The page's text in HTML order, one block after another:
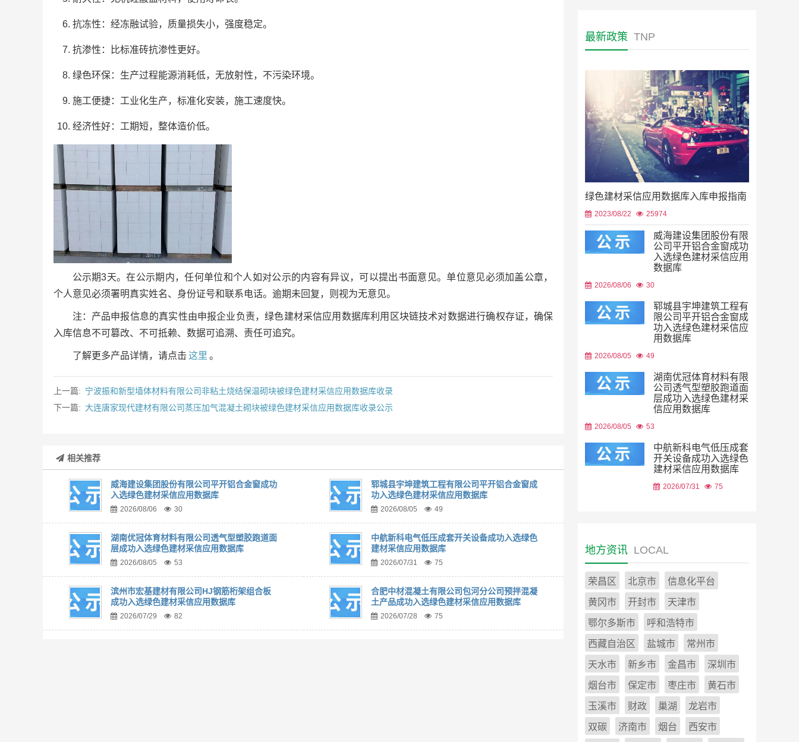
抗冻性：经冻融试验，质量损失小，强度稳定。
抗渗性：比标准砖抗渗性更好。
绿色环保：生产过程能源消耗低，无放射性，不污染环境。
施工便捷：工业化生产，标准化安装，施工速度快。
经济性好：工期短，整体造价低。
公示期3天。在公示期内，任何单位和个人如对公示的内容有异议，可以提出书面意见。单位意见必须加盖公章，
个人意见必须署明真实姓名、身份证号和联系电话。逾期未回复，则视为无意见。
注：产品申报信息的真实性由申报企业负责，绿色建材采信应用数据库利用区块链技术对数据进行确权存证，确保
入库信息不可篡改、不可抵赖、数据可追溯、责任可追究。
了解更多产品详情，请点击 这里 。
上一篇: 宁波振和新型墙体材料有限公司非粘土烧结保温砌块被绿色建材采信应用数据库收录
下一篇: 大连唐家现代建材有限公司蒸压加气混凝土砌块被绿色建材采信应用数据库收录公示
相关推荐
威海建设集团股份有限公司平开铝合金窗成功
入选绿色建材采信应用数据库
2026/08/06 30
郓城县宇坤建筑工程有限公司平开铝合金窗成
功入选绿色建材采信应用数据库
2026/08/05 49
湖南优冠体育材料有限公司透气型塑胶跑道面
层成功入选绿色建材采信应用数据库
2026/08/05 53
中航新科电气低压成套开关设备成功入选绿色
建材采信应用数据库
2026/07/31 75
滨州市宏基建材有限公司HJ钢筋桁架组合板
成功入选绿色建材采信应用数据库
2026/07/29 82
合肥中材混凝土有限公司包河分公司预拌混凝
土产品成功入选绿色建材采信应用数据库
2026/07/28 75
最新政策 TNP
绿色建材采信应用数据库入库申报指南
2023/08/22 25974
威海建设集团股份有限
公司平开铝合金窗成功
入选绿色建材采信应用
数据库
2026/08/06 30
郓城县宇坤建筑工程有
限公司平开铝合金窗成
功入选绿色建材采信应
用数据库
2026/08/05 49
湖南优冠体育材料有限
公司透气型塑胶跑道面
层成功入选绿色建材采
信应用数据库
2026/08/05 53
中航新科电气低压成套
开关设备成功入选绿色
建材采信应用数据库
2026/07/31 75
地方资讯 LOCAL
荣昌区 北京市 信息化平台
黄冈市 开封市 天津市
鄂尔多斯市 呼和浩特市
西藏自治区 盐城市 常州市
天水市 新乡市 金昌市 深圳市
烟台市 保定市 枣庄市 黄石市
玉溪市 财政 巢湖 龙岩市
双碳 济南市 烟台 西安市